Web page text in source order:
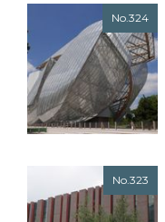
No.324
No.323